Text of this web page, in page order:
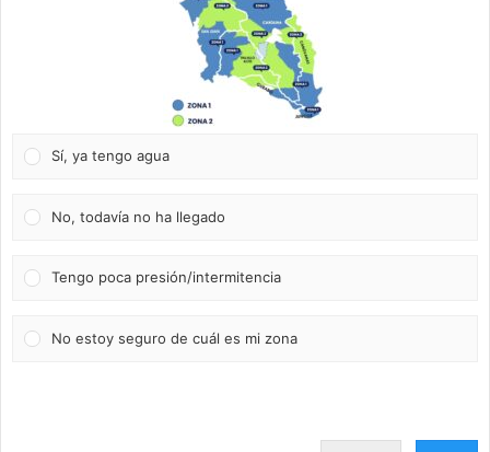
Sí, ya tengo agua
No, todavía no ha llegado
Tengo poca presión/intermitencia
No estoy seguro de cuál es mi zona